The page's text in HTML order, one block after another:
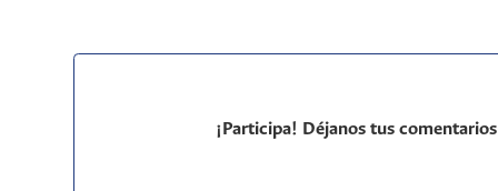
¡Participa! Déjanos tus comentarios